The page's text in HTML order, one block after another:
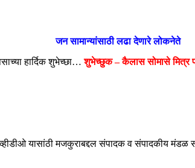
जन सामान्यांसाठी लढा देणारे लोकनेते
हार्दिक शुभेच्छा…शुभेच्छुक – कैलास सोमासे मित्र
यासांठी मजकुराबद्दल संपादक व संपादकीय मंडळ